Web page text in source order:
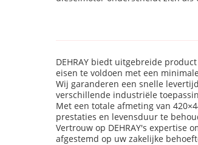
DEHRAY biedt uitgebreide
eisen te voldoen met een
Wij garanderen een snelle
verschillende industriële
Met een totale afmeting van
prestaties en levensduur te
Vertrouw op DEHRAY's expertise
afgestemd op uw zakelijke